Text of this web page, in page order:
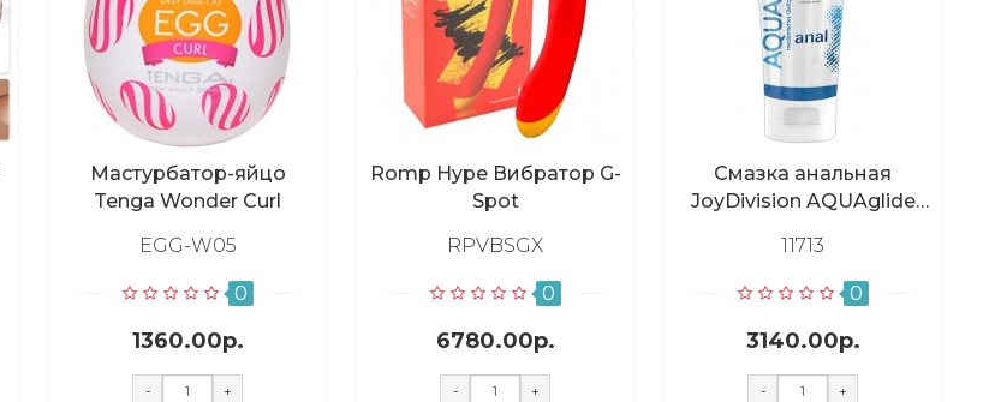
Мастурбатор-яйцо
Tenga Wonder Curl
EGG-W05
0
1360.00р.
- +
Romp Hype Вибратор G-
Spot
RPVBSGX
0
6780.00р.
- +
Смазка анальная
JoyDivision AQUAglide
мл
11713
0
3140.00р.
- +